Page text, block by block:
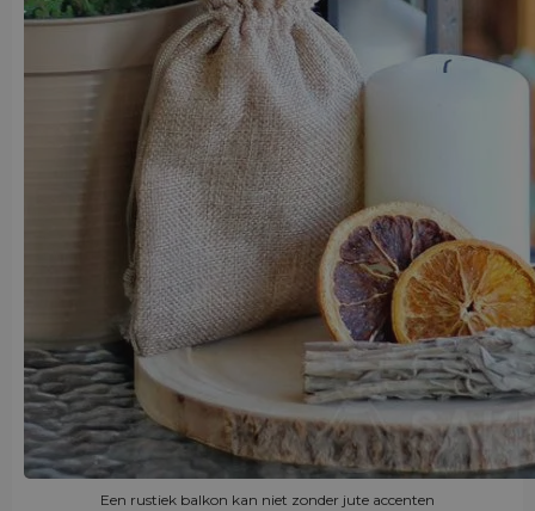
Een rustiek balkon kan niet zonder jute accenten